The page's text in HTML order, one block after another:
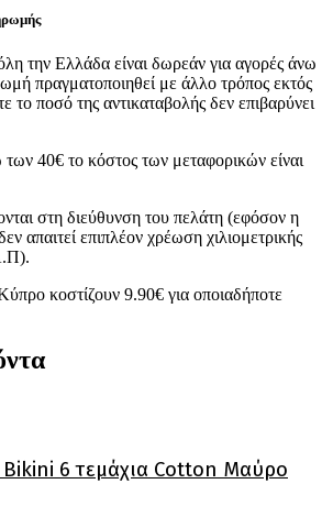
την Ελλάδα είναι δωρεάν για αγορές άνω
πραγματοποιηθεί με άλλο τρόπος εκτός
το ποσό της αντικαταβολής δεν επιβαρύνει
των 40€ το κόστος των μεταφορικών είναι
στη διεύθυνση του πελάτη (εφόσον η
απαιτεί επιπλέον χρέωση χιλιομετρικής
κοστίζουν 9.90€ για οποιαδήποτε
Bikini 6 τεμάχια Cotton Μαύρο